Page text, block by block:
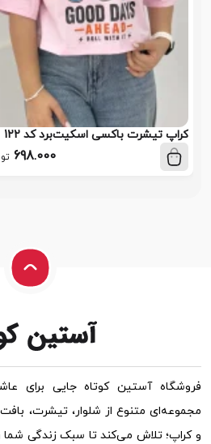
کراپ تیشرت باکسی اسکیت‌برد کد 122
698.000
فروشگاه آستین کوتاه جایی برای
مجموعه‌ای متنوع از شلوار، تیشرت،
و کراپ؛ تلاش می‌کند تا سبک زندگی شما